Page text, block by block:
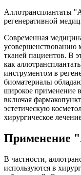
Аллотрансплантаты
регенеративной
Современная
усовершенствованию
тканей пациентов. В
как
инструментом в
биоматериалы
широкое применение
включая
эстетическую
хирургическое
Применение
В частности,
используются в